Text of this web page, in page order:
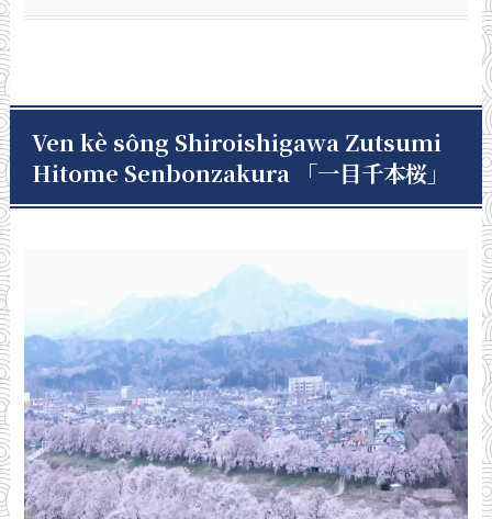
Ven kè sông Shiroishigawa Zutsumi
Hitome Senbonzakura 「一目千本桜 」